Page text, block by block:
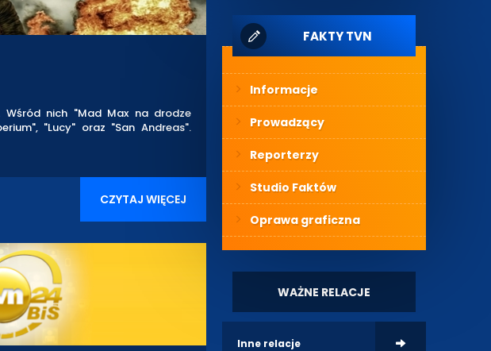
Wśród nich "Mad Max na drodze
"Lucy" oraz "San Andreas".
CZYTAJ WIĘCEJ
FAKTY TVN
Informacje
Prowadzący
Reporterzy
Studio Faktów
Oprawa graficzna
WAŻNE RELACJE
Inne relacje